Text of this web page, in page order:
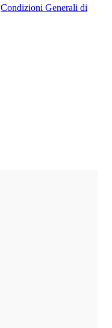
Condizioni Generali di